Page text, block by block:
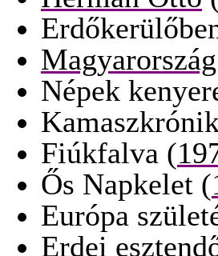
Magyarország
Népek
Fiúkfalva (
Ős Napkelet (
Európa
Erdei